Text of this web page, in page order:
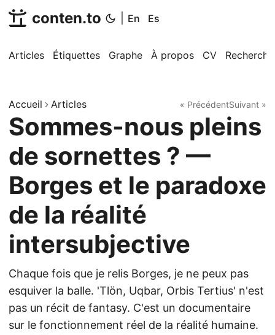
conten.to En Es
Articles Étiquettes Graphe À propos CV
Accueil Articles « PrécédentSuivant »
Sommes-nous pleins
de sornettes ? —
Borges et le paradoxe
de la réalité
intersubjective
Chaque fois que je relis Borges, je ne peux pas
esquiver la balle. 'Tlön, Uqbar, Orbis Tertius' n'est
pas un récit de fantasy. C'est un documentaire
sur le fonctionnement réel de la réalité humaine.